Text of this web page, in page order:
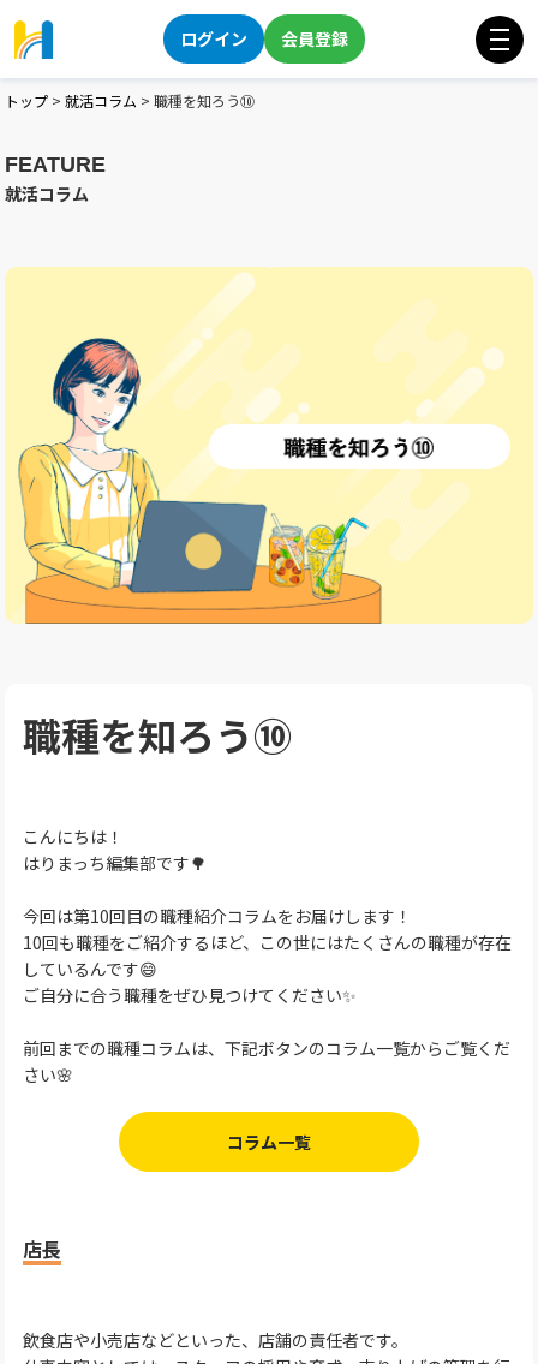
ログイン 会員登録
トップ > 就活コラム > 職種を知ろう⑩
FEATURE
就活コラム
職種を知ろう⑩
こんにちは！
はりまっち編集部です🌳
今回は第10回目の職種紹介コラムをお届けします！
10回も職種をご紹介するほど、この世にはたくさんの職種が存在
しているんです😄
ご自分に合う職種をぜひ見つけてください✨
前回までの職種コラムは、下記ボタンのコラム一覧からご覧くだ
さい🌸
コラム一覧
店長
飲食店や小売店などといった、店舗の責任者です。